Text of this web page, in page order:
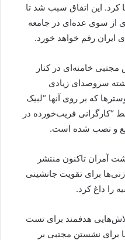
کرد. این اتفاق سبب شد تا
از سوی عده‌ای در جامعه
ایران رقم خواهد خورد.
خامنه‌ای در کنار
سروصدای زیادی
که بر روی آنها “لبیک
“کارگرانی فریب‌خورده در
آمران تاکنون منتشر
برای تقویت جانشینی
را داغ کرد.
هدفمند برای تست
برای نشستن مجتبی بر